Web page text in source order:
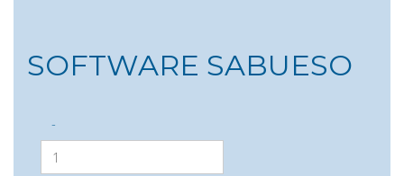
SOFTWARE SABUESO
-